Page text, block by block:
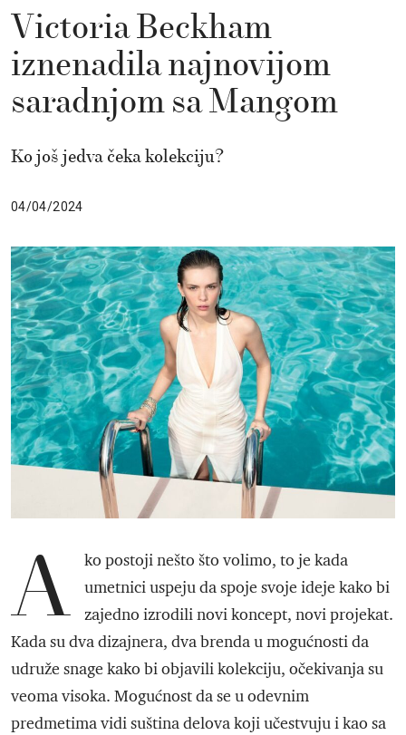
Victoria Beckham
iznenadila najnovijom
saradnjom sa Mangom
Ko još jedva čeka kolekciju?
04/04/2024
A
ko postoji nešto što volimo, to je kada
umetnici uspeju da spoje svoje ideje kako bi
zajedno izrodili novi koncept, novi projekat.
Kada su dva dizajnera, dva brenda u mogućnosti da
udruže snage kako bi objavili kolekciju, očekivanja su
veoma visoka. Mogućnost da se u odevnim
predmetima vidi suština delova koji učestvuju i kao sa